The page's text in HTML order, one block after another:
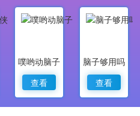
噗哟动脑子
查看
脑子够用吗
查看